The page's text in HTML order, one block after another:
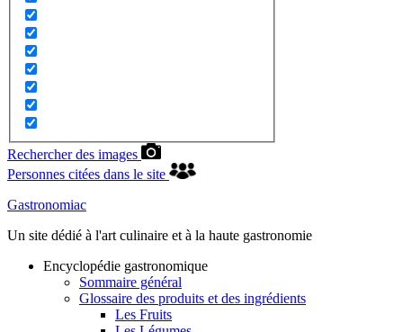
Rechercher des images
Personnes citées dans le site
Gastronomiac
Un site dédié à l'art culinaire et à la haute gastronomie
Encyclopédie gastronomique
Sommaire général
Glossaire des produits et des ingrédients
Les Fruits